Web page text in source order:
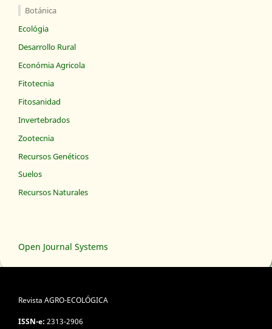
Botánica
Ecológia
Desarrollo Rural
Económia Agricola
Fitotecnia
Fitosanidad
Invertebrados
Zootecnia
Recursos Genéticos
Suelos
Recursos Naturales
Open Journal Systems
Revista AGRO-ECOLÓGICA
ISSN-e: 2313-2906